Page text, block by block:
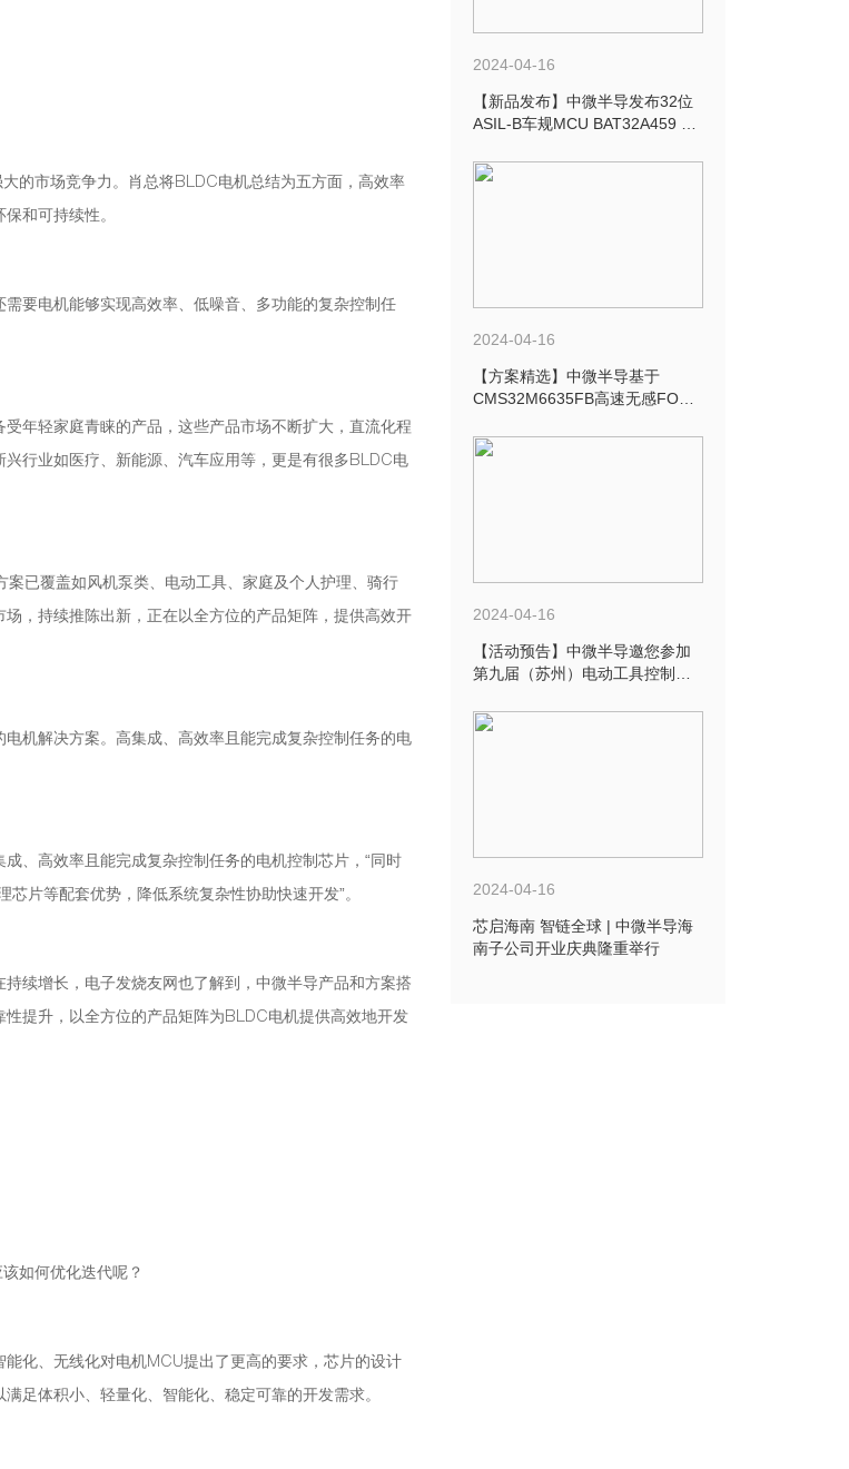
的市场竞争力。肖总将BLDC电机总结为五方面，高效率
和可持续性。
要电机能够实现高效率、低噪音、多功能的复杂控制任
年轻家庭青睐的产品，这些产品市场不断扩大，直流化程
行业如医疗、新能源、汽车应用等，更是有很多BLDC电
已覆盖如风机泵类、电动工具、家庭及个人护理、骑行
，持续推陈出新，正在以全方位的产品矩阵，提供高效开
机解决方案。高集成、高效率且能完成复杂控制任务的电
、高效率且能完成复杂控制任务的电机控制芯片，“同时
片等配套优势，降低系统复杂性协助快速开发”。
续增长，电子发烧友网也了解到，中微半导产品和方案搭
提升，以全方位的产品矩阵为BLDC电机提供高效地开发
如何优化迭代呢？
化、无线化对电机MCU提出了更高的要求，芯片的设计
足体积小、轻量化、智能化、稳定可靠的开发需求。
2024-04-16
【新品发布】中微半导发布32位
ASIL-B车规MCU BAT32A459 赋
2024-04-16
【方案精选】中微半导基于
CMS32M6635FB高速无感FOC
2024-04-16
【活动预告】中微半导邀您参加
第九届（苏州）电动工具控制与
2024-04-16
芯启海南 智链全球 | 中微半导海
南子公司开业庆典隆重举行